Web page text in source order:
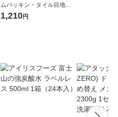
ムパッキン・タイル目地用 2
00g 1個 レック
1,210円